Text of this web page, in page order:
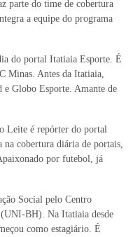
parte do time de cobertura
a equipe do programa
do portal Itatiaia Esporte. É
Minas. Antes da Itatiaia,
Globo Esporte. Amante de
Leite é repórter do portal
cobertura diária de portais,
por futebol, já
Social pelo Centro
BH). Na Itatiaia desde
como estagiário. É